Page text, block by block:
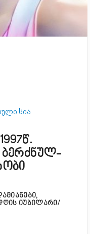
სია
იუბილარი/